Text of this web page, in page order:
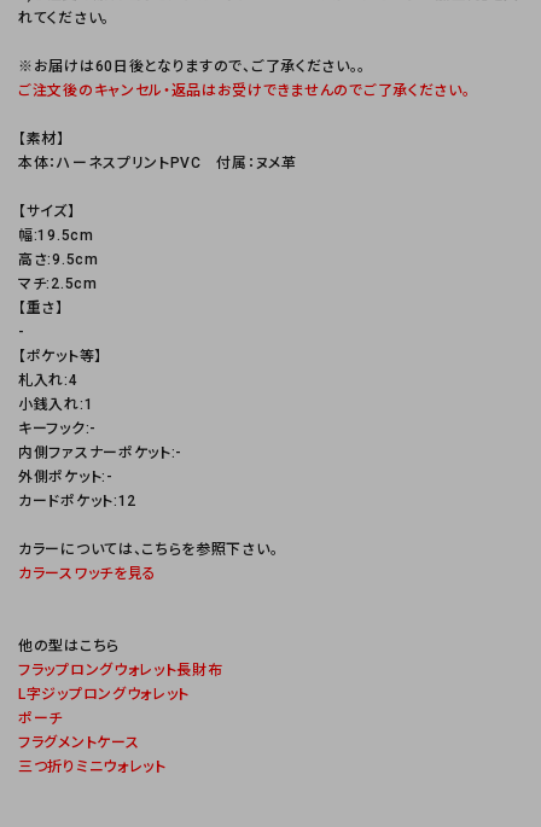
れてください。
※お届けは60日後となりますので、ご了承ください。。
ご注文後のキャンセル・返品はお受けできませんのでご了承ください。
【素材】
本体：ハーネスプリントPVC 付属：ヌメ革
【サイズ】
幅:19.5cm
高さ:9.5cm
マチ:2.5cm
【重さ】
-
【ポケット等】
札入れ:4
小銭入れ:1
キーフック:-
内側ファスナーポケット:-
外側ポケット:-
カードポケット:12
カラーについては、こちらを参照下さい。
カラースワッチを見る
他の型はこちら
フラップロングウォレット長財布
L字ジップロングウォレット
ポーチ
フラグメントケース
三つ折りミニウォレット